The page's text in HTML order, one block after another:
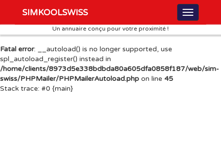
SIMKOOLSWISS
Un annuaire conçu pour votre proximité !
Fatal error: __autoload() is no longer supported, use
spl_autoload_register() instead in
/home/clients/8973d5e338bdbda80a605dfa0858f187/web/sim-
swiss/PHPMailer/PHPMailerAutoload.php on line 45
Stack trace: #0 {main}